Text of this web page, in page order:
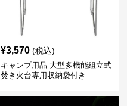
¥3,570 (税込)
キャンプ用品 大型多機能組立式
焚き火台専用収納袋付き